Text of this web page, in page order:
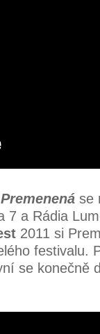
Premenená se
7 a Rádia
2011 si
festivalu.
se konečně